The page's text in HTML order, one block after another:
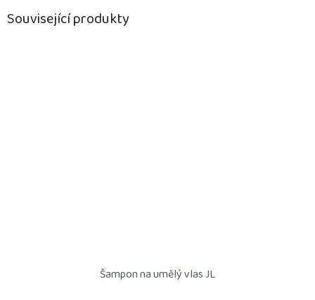
Související produkty
Šampon na umělý vlas JL